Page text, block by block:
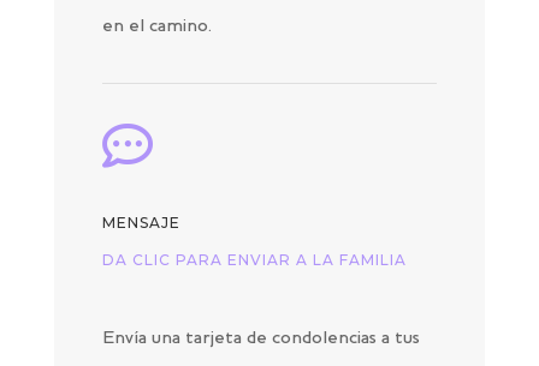
en el camino.

MENSAJE
DA CLIC PARA ENVIAR A LA FAMILIA
Envía una tarjeta de condolencias a tus